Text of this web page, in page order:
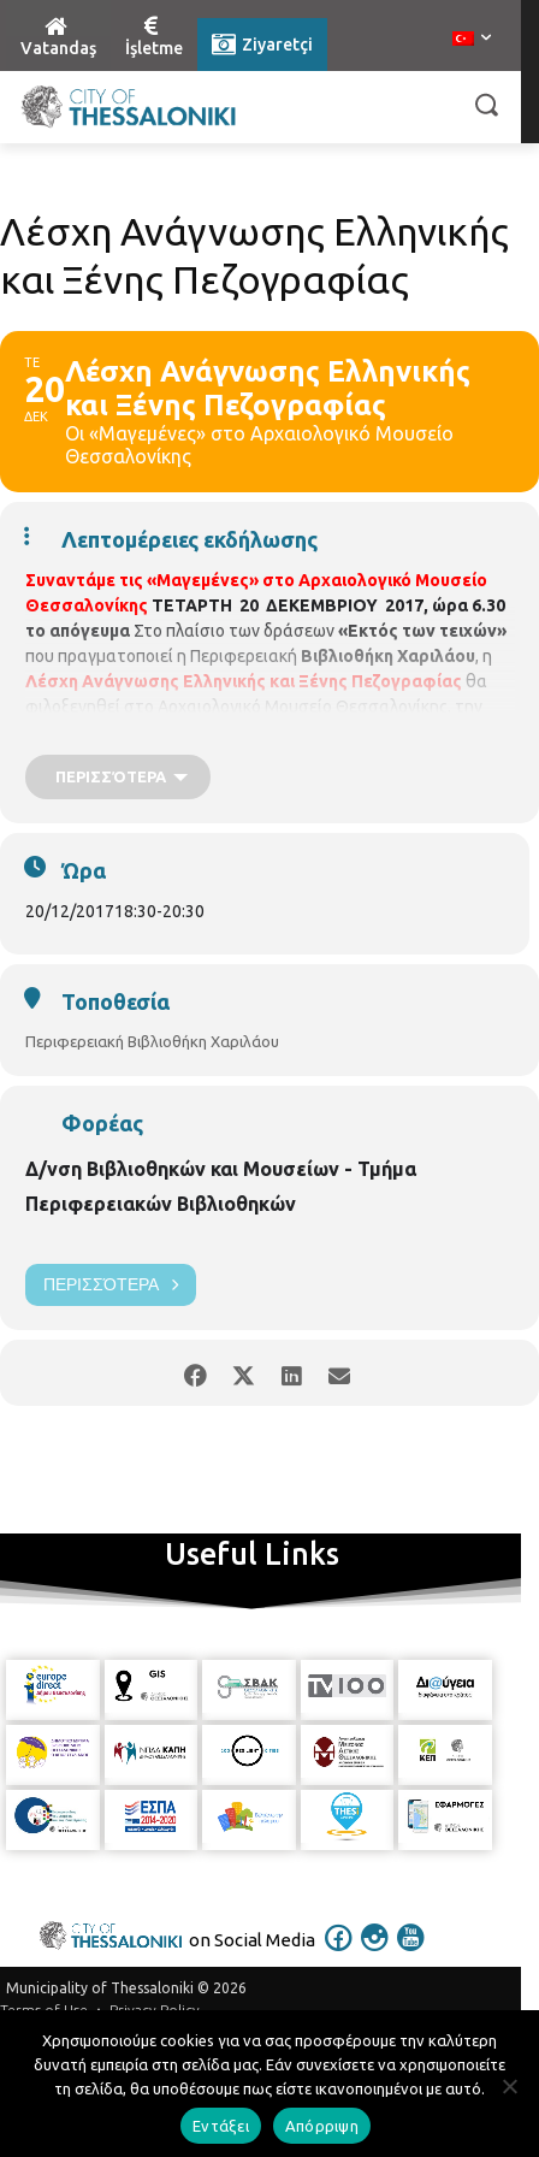
Vatandaş İşletme Ziyaretçi
Λέσχη Ανάγνωσης Ελληνικής
και Ξένης Πεζογραφίας
ΤΕ
20
ΔΕΚ
Λέσχη Ανάγνωσης Ελληνικής
και Ξένης Πεζογραφίας
Οι «Μαγεμένες» στο Αρχαιολογικό Μουσείο
Θεσσαλονίκης
Λεπτομέρειες εκδήλωσης
Συναντάμε τις «Μαγεμένες» στο Αρχαιολογικό Μουσείο
Θεσσαλονίκης ΤΕΤΑΡΤΗ 20 ΔΕΚΕΜΒΡΙΟΥ 2017, ώρα 6.30
το απόγευμα Στο πλαίσιο των δράσεων«Εκτός των τειχών»
που πραγματοποιεί η Περιφερειακή Βιβλιοθήκη Χαριλάου, η
Λέσχη Ανάγνωσης Ελληνικής και Ξένης Πεζογραφίας θα
φιλοξενηθεί στο Αρχαιολογικό Μουσείο Θεσσαλονίκης, την
ξεναγηθούν στις «Μαγεμένες» από την αρχαιολόγο του
ΜουσείουΣτυλιάνα Γκαλινίκη
Μεταίχμιο. Η εκδήλωση πραγματοποιείται σε συνεργασία με το
Αρχαιολογικό Μουσείο Θεσσαλονίκης. Την εκδήλωση θα
συντονίσει ηΑγγελική Φατίση.
ΠΕΡΙΣΣΌΤΕΡΑ
Ώρα
20/12/201718:30-20:30
Τοποθεσία
Περιφερειακή Βιβλιοθήκη Χαριλάου
Φορέας
Δ/νση Βιβλιοθηκών και Μουσείων - Τμήμα
Περιφερειακών Βιβλιοθηκών
ΠΕΡΙΣΣΌΤΕΡΑ
Useful Links
on Social Media
Municipality of Thessaloniki © 2026
Terms of Use
Privacy Policy
Telephone Catalog
Developed byMyCompany Projects
Χρησιμοποιούμε cookies για να σας προσφέρουμε την καλύτερη
δυνατή εμπειρία στη σελίδα μας. Εάν συνεχίσετε να χρησιμοποιείτε
τη σελίδα, θα υποθέσουμε πως είστε ικανοποιημένοι με αυτό.
Εντάξει Απόρριψη